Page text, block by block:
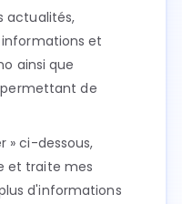
actualités,
et
ainsi que
permettant de
» ci-dessous,
et traite mes
d'informations